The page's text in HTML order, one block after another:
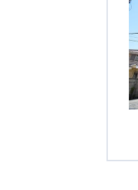
美迪克（上海）商务
クヴィアン小学校・
海外子会社・合弁会社